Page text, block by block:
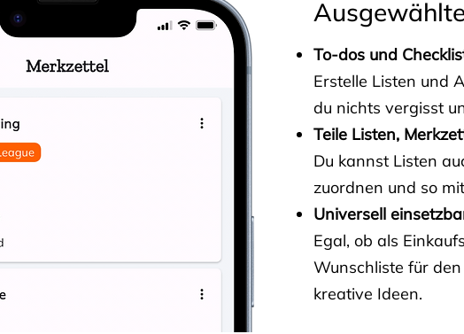
To-dos und
Erstelle Listen und
du nichts vergisst
Teile Listen,
Du kannst Listen
zuordnen und so
Universell
Egal, ob als
Wunschliste für
kreative Ideen.